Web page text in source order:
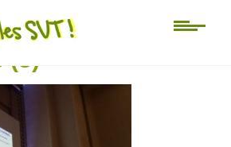
nationales APBG
(3)